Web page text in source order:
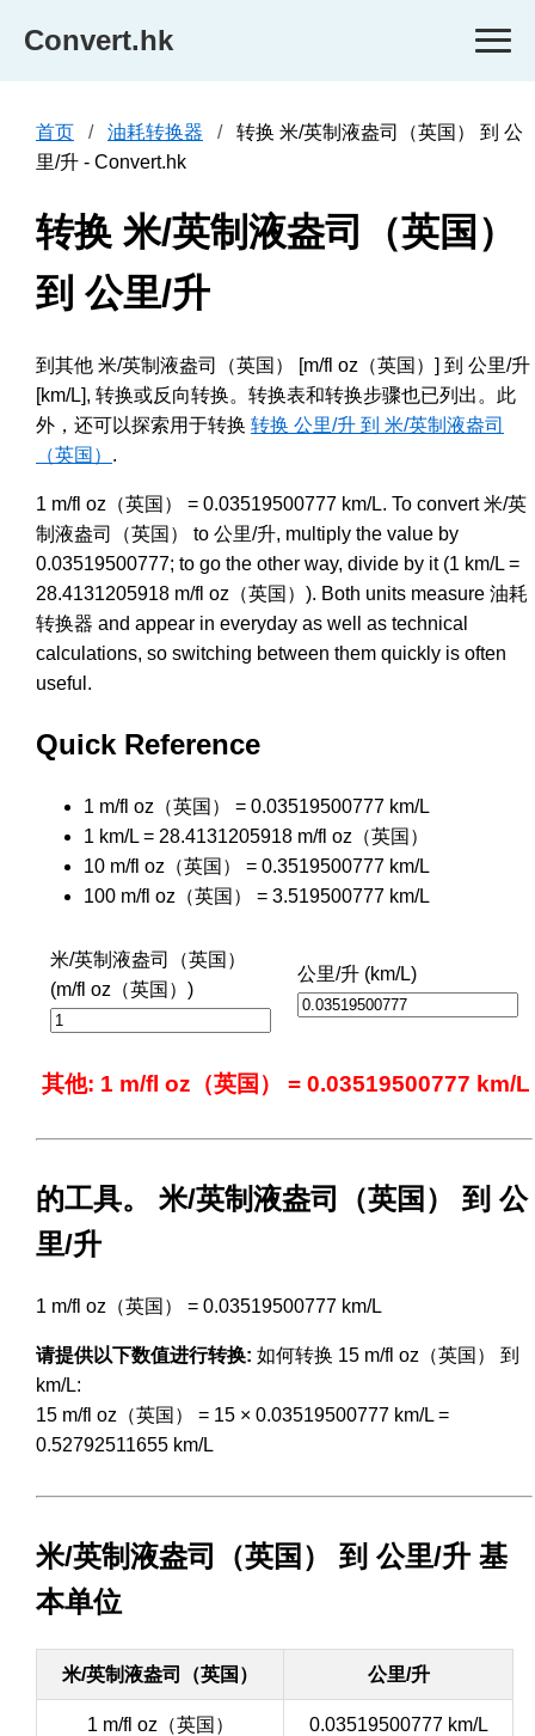
Convert.hk
首页 油耗转换器
转换 米/英制液盎司（英国） 到 公
里/升 - Convert.hk
转换 米/英制液盎司（英国）
到 公里/升
到其他 米/英制液盎司（英国） [m/fl oz（英国）] 到 公里/升
[km/L], 转换或反向转换。转换表和转换步骤也已列出。此
外，还可以探索用于转换 转换 公里/升 到 米/英制液盎司
（英国） .
1 m/fl oz（英国） = 0.03519500777 km/L. To convert 米/英
制液盎司（英国） to 公里/升, multiply the value by
0.03519500777; to go the other way, divide by it (1 km/L =
28.4131205918 m/fl oz（英国）). Both units measure 油耗
转换器 and appear in everyday as well as technical
calculations, so switching between them quickly is often
useful.
Quick Reference
1 m/fl oz（英国） = 0.03519500777 km/L
1 km/L = 28.4131205918 m/fl oz（英国）
10 m/fl oz（英国） = 0.3519500777 km/L
100 m/fl oz（英国） = 3.519500777 km/L
米/英制液盎司（英国）
(m/fl oz（英国）)
公里/升 (km/L)
其他: 1 m/fl oz（英国） = 0.03519500777 km/L
的工具。 米/英制液盎司（英国） 到 公
里/升
1 m/fl oz（英国） = 0.03519500777 km/L
请提供以下数值进行转换: 如何转换 15 m/fl oz（英国） 到
km/L:
15 m/fl oz（英国） = 15 × 0.03519500777 km/L =
0.52792511655 km/L
米/英制液盎司（英国） 到 公里/升 基
本单位
米/英制液盎司（英国） 公里/升
1 m/fl oz（英国） 0.03519500777 km/L